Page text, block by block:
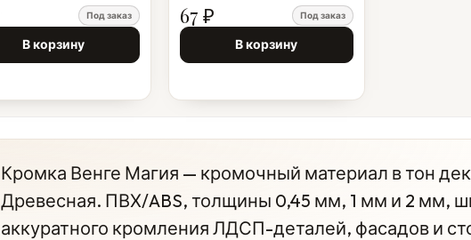
Под заказ
В корзину
67 ₽ Под заказ
В корзину
Кромка Венге Магия — кромочный материал в тон
Древесная. ПВХ/ABS, толщины 0,45 мм, 1 мм и 2 мм,
аккуратного кромления ЛДСП-деталей, фасадов и